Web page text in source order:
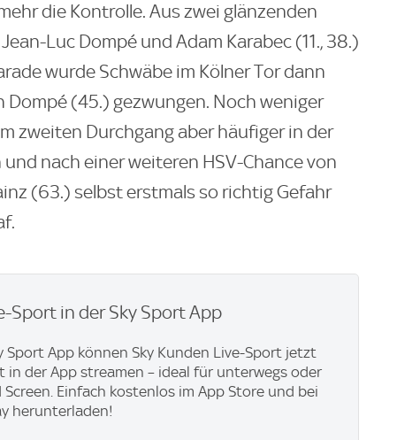
die Kontrolle. Aus zwei glänzenden
Luc Dompé und Adam Karabec (11., 38.)
wurde Schwäbe im Kölner Tor dann
Dompé (45.) gezwungen. Noch weniger
zweiten Durchgang aber häufiger in der
nach einer weiteren HSV-Chance von
(63.) selbst erstmals so richtig Gefahr
Sport in der Sky Sport App
Sport App können Sky Kunden Live-Sport jetzt
in der App streamen – ideal für unterwegs oder
Screen. Einfach kostenlos im App Store und bei
herunterladen!